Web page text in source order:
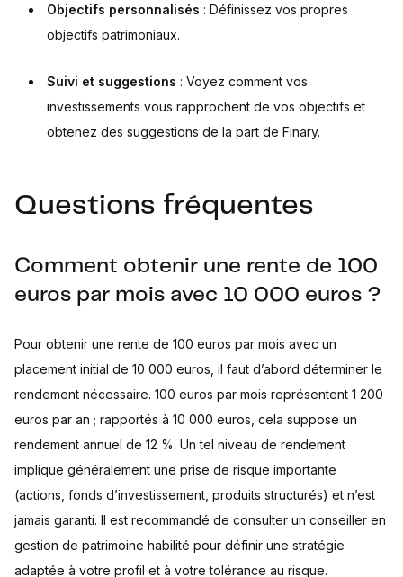
Objectifs personnalisés : Définissez vos propres
objectifs patrimoniaux.
Suivi et suggestions : Voyez comment vos
investissements vous rapprochent de vos objectifs et
obtenez des suggestions de la part de Finary.
Questions fréquentes
Comment obtenir une rente de 100
euros par mois avec 10 000 euros ?
Pour obtenir une rente de 100 euros par mois avec un
placement initial de 10 000 euros, il faut d’abord déterminer le
rendement nécessaire. 100 euros par mois représentent 1 200
euros par an ; rapportés à 10 000 euros, cela suppose un
rendement annuel de 12 %. Un tel niveau de rendement
implique généralement une prise de risque importante
(actions, fonds d’investissement, produits structurés) et n’est
jamais garanti. Il est recommandé de consulter un conseiller en
gestion de patrimoine habilité pour définir une stratégie
adaptée à votre profil et à votre tolérance au risque.